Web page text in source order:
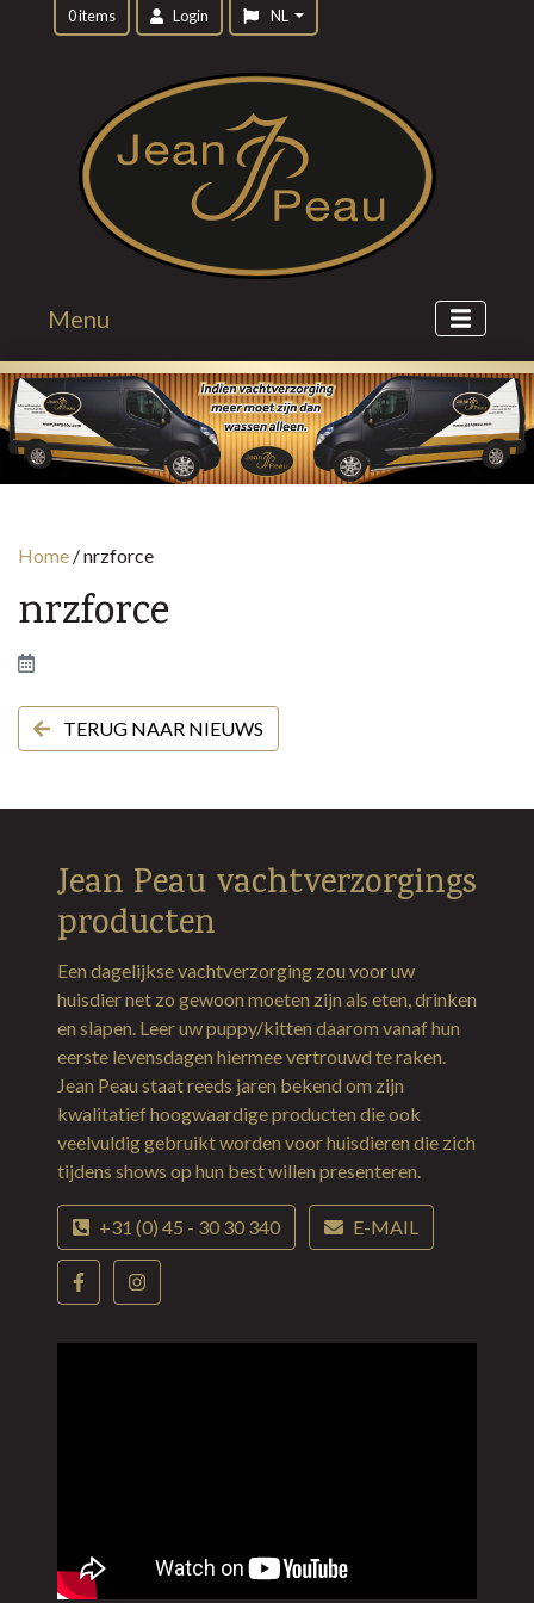
0 items Login NL
Menu
Home /nrzforce
nrzforce
TERUG NAAR NIEUWS
Jean Peau vachtverzorgings
producten
Een dagelijkse vachtverzorging zou voor uw
huisdier net zo gewoon moeten zijn als eten, drinken
en slapen. Leer uw puppy/kitten daarom vanaf hun
eerste levensdagen hiermee vertrouwd te raken.
Jean Peau staat reeds jaren bekend om zijn
kwalitatief hoogwaardige producten die ook
veelvuldig gebruikt worden voor huisdieren die zich
tijdens shows op hun best willen presenteren.
+31 (0) 45 - 30 30 340 E-MAIL